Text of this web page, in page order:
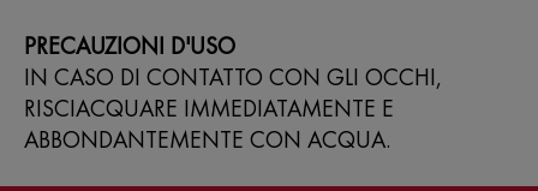
PRECAUZIONI D'USO
IN CASO DI CONTATTO CON GLI OCCHI,
RISCIACQUARE IMMEDIATAMENTE E
ABBONDANTEMENTE CON ACQUA.